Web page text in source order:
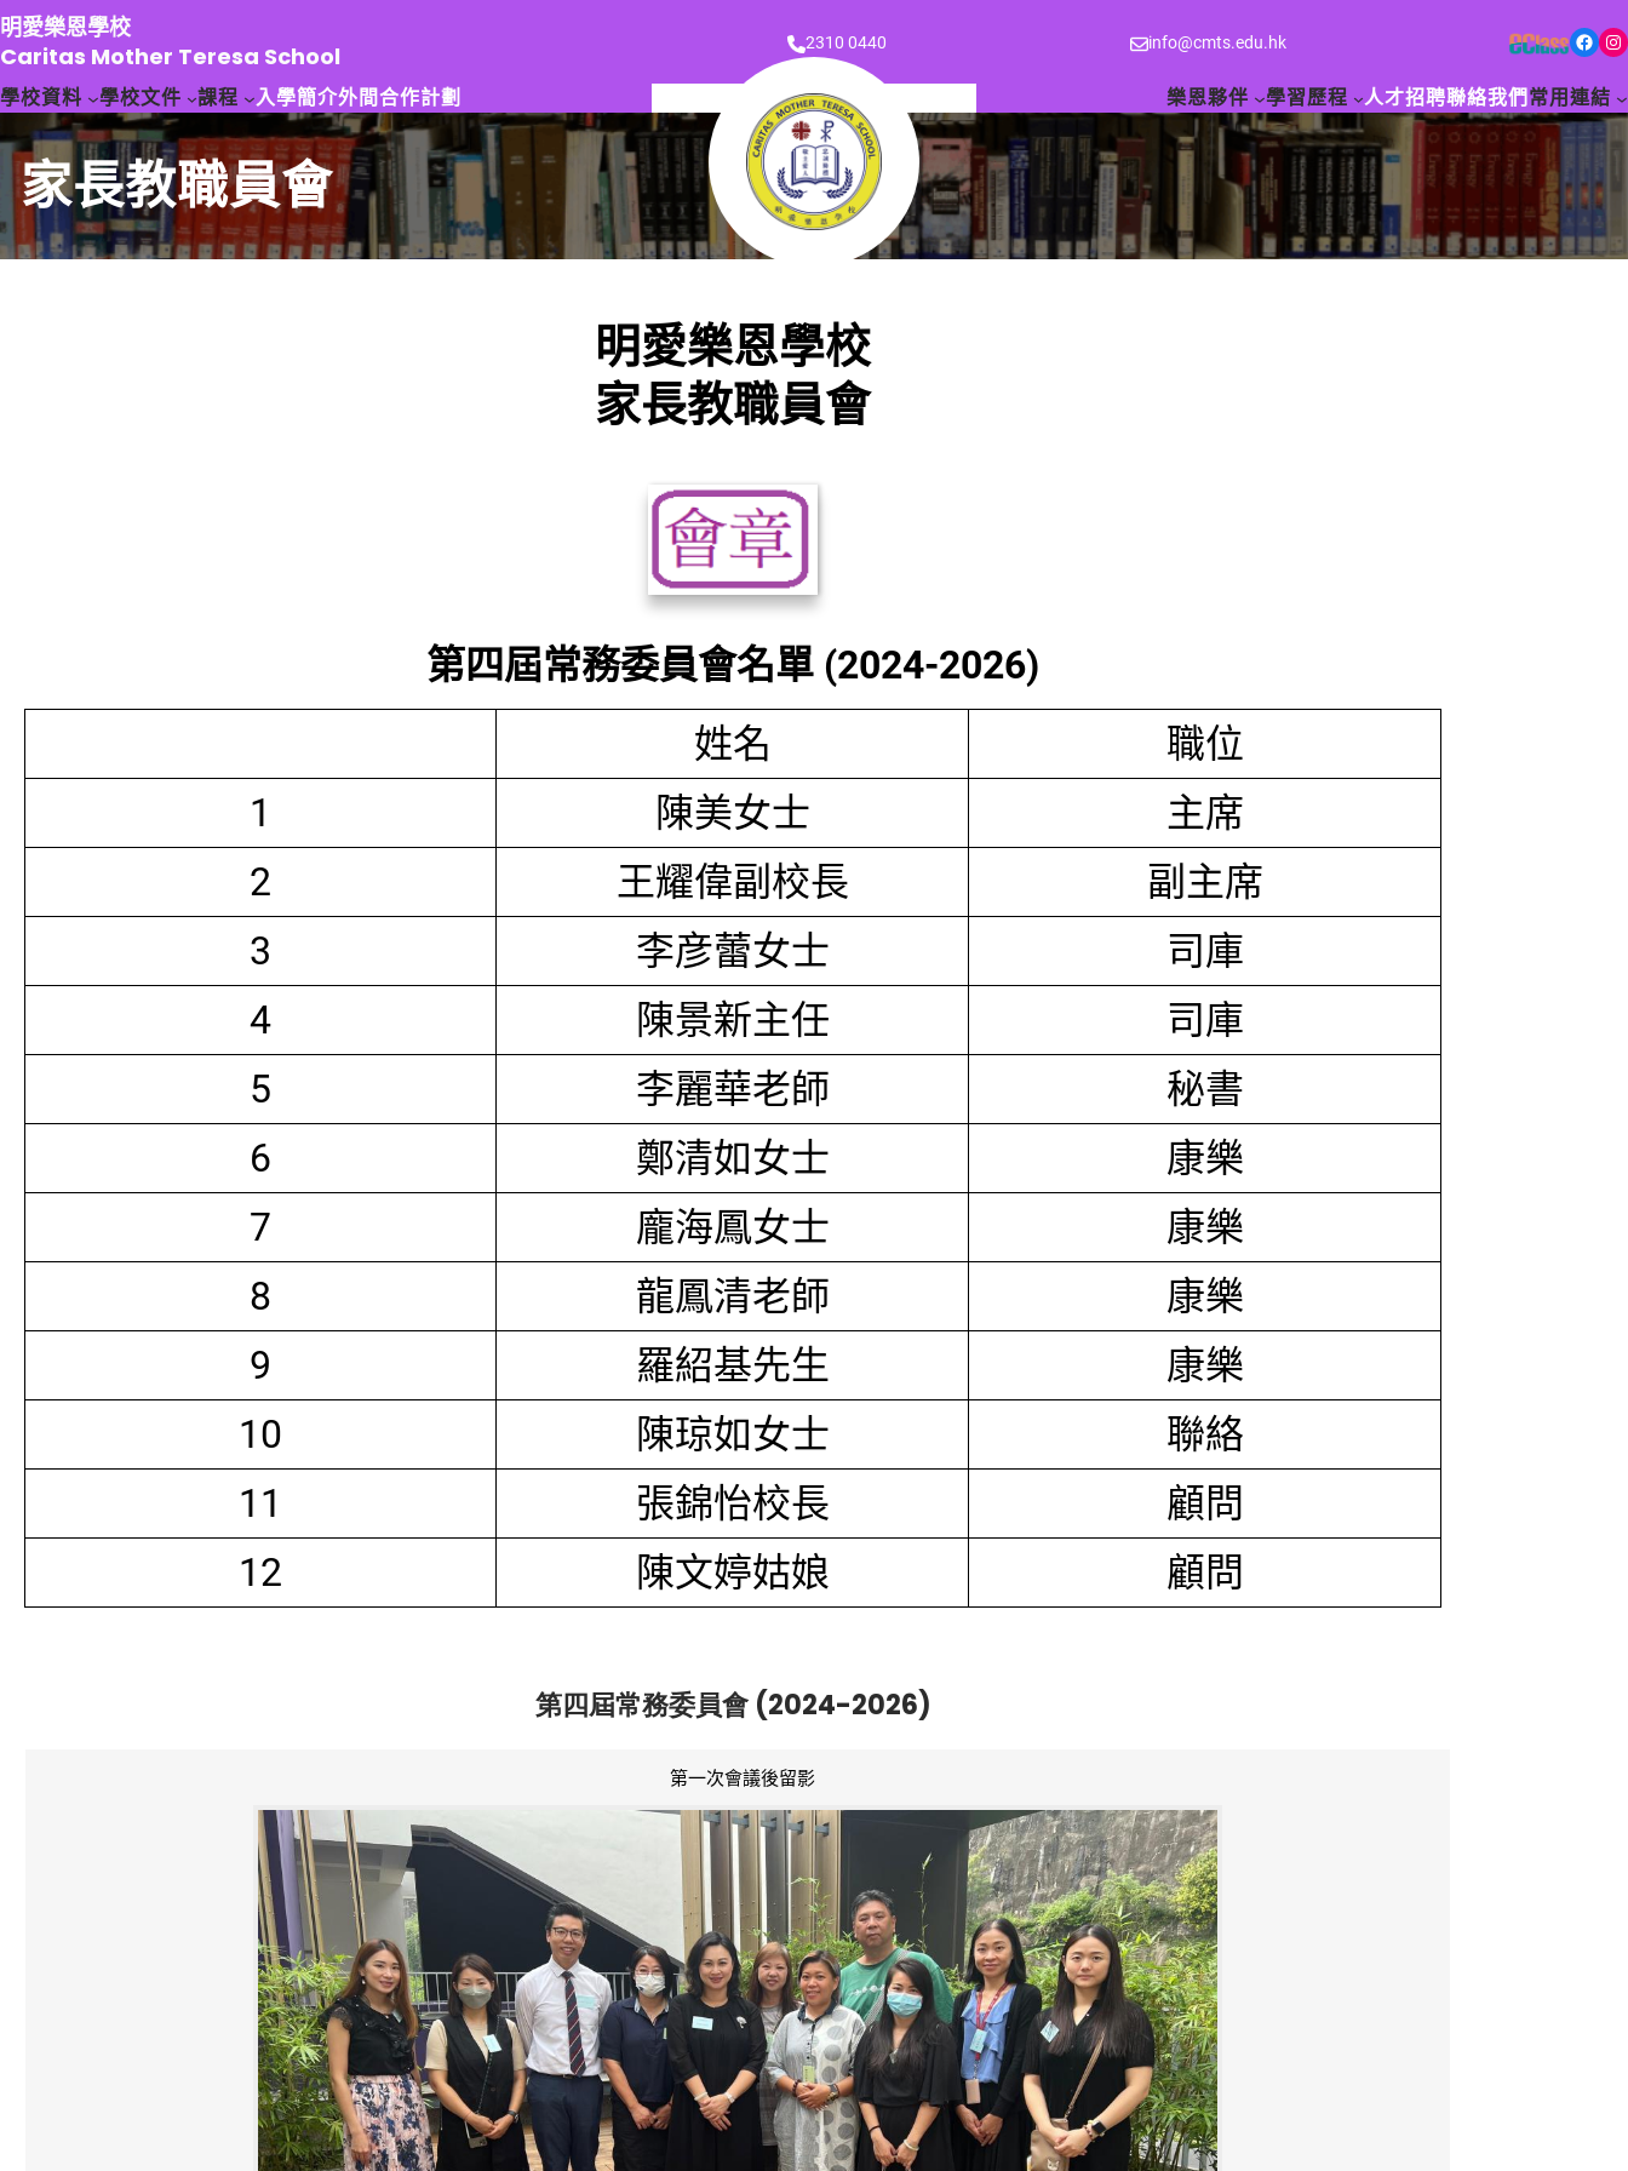
跳
至
主
要
容
明愛樂恩學校
Caritas Mother Teresa School
2310 0440 info@cmts.edu.hk Facebook Instagram
學校資料 學校文件 課程 入學簡介外間合作計劃 樂恩夥伴 學習歷程 人才招聘聯絡我們 常用連結
家長教職員會
明愛樂恩學校
家長教職員會
第四屆常務委員會名單 (2024-2026)
姓名
職位
1
陳美女士
主席
2
王耀偉副校長
副主席
3
李彦蕾女士
司庫
4
陳景新主任
司庫
5
李麗華老師
秘書
6
鄭清如女士
康樂
7
龐海鳳女士
康樂
8
龍鳳清老師
康樂
9
羅紹基先生
康樂
10
陳琼如女士
聯絡
11
張錦怡校長
顧問
12
陳文婷姑娘 顧問
第四屆常務委員會 (2024-2026)
第一次會議後留影